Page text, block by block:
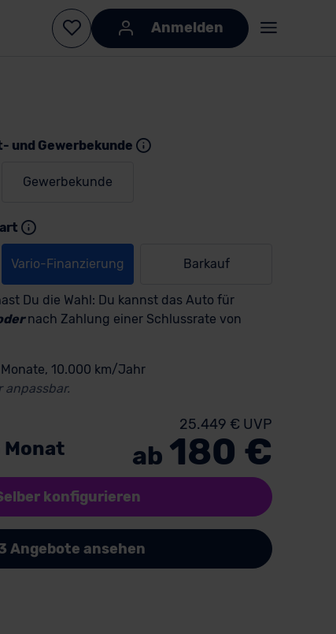
Anmelden
und Gewerbekunde
Gewerbekunde
Vario-Finanzierung Barkauf
Du die Wahl: Du kannst das Auto für
nach Zahlung einer Schlussrate von
10.000 km/Jahr
anpassbar.
Monat
25.449 € UVP
ab 180 €
konfigurieren
Angebote ansehen